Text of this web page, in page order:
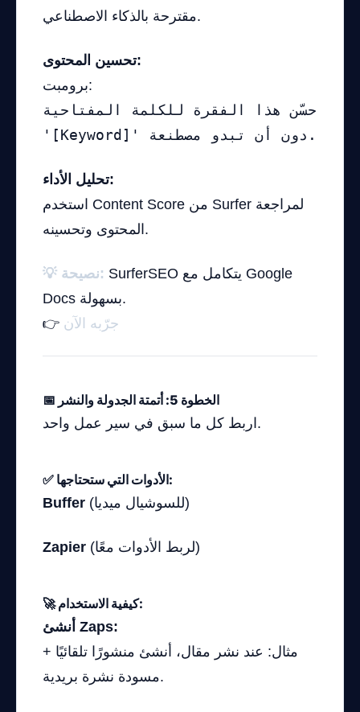
مقترحة بالذكاء الاصطناعي.
تحسين المحتوى:
برومبت:
حسّن هذا الفقرة للكلمة المفتاحية
'[Keyword]' دون أن تبدو مصطنعة.
تحليل الأداء:
استخدم Content Score من Surfer لمراجعة
المحتوى وتحسينه.
💡 نصيحة: SurferSEO يتكامل مع Google
Docs بسهولة.
👉 جرّبه الآن
📅 الخطوة 5: أتمتة الجدولة والنشر
اربط كل ما سبق في سير عمل واحد.
✅ الأدوات التي ستحتاجها:
Buffer
(للسوشيال ميديا)
Zapier (لربط الأدوات معًا)
🚀 كيفية الاستخدام:
أنشئ Zaps:
مثال: عند نشر مقال، أنشئ منشورًا تلقائيًا +
مسودة نشرة بريدية.